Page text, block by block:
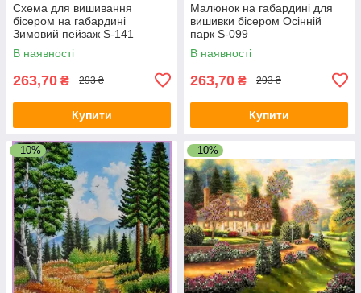
Схема для вишивання
бісером на габардині
Зимовий пейзаж S-141
В наявності
263,70 ₴ 293 ₴
Купити
Малюнок на габардині для
вишивки бісером Осінній
парк S-099
В наявності
263,70 ₴ 293 ₴
Купити
–10% –10%